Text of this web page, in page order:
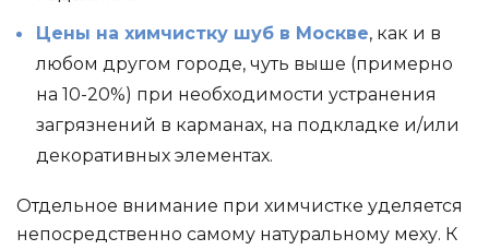
Цены на химчистку шуб в Москве, как и в
любом другом городе, чуть выше (примерно
на 10-20%) при необходимости устранения
загрязнений в карманах, на подкладке и/или
декоративных элементах.
Отдельное внимание при химчистке уделяется
непосредственно самому натуральному меху. К